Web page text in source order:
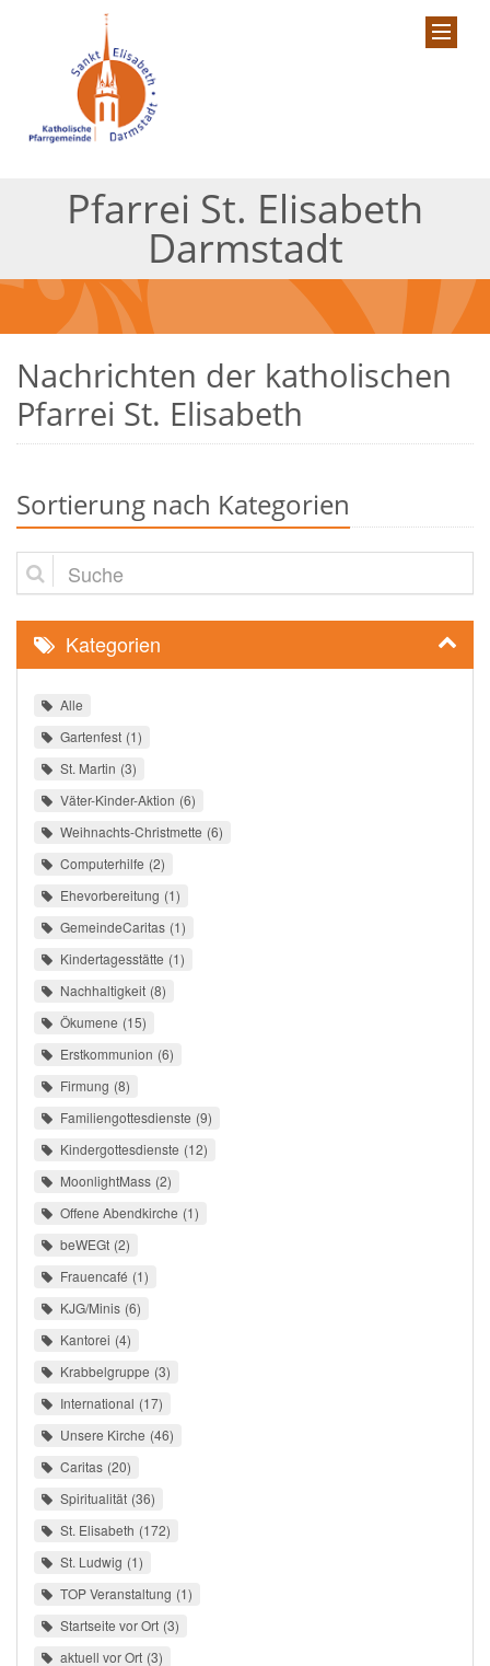
Pfarrei St. Elisabeth
Darmstadt
Nachrichten der katholischen
Pfarrei St. Elisabeth
Sortierung nach Kategorien
Suche
Kategorien
Alle
Gartenfest 1
St. Martin 3
Väter-Kinder-Aktion 6
Weihnachts-Christmette 6
Computerhilfe 2
Ehevorbereitung 1
GemeindeCaritas 1
Kindertagesstätte 1
Nachhaltigkeit 8
Ökumene 15
Erstkommunion 6
Firmung 8
Familiengottesdienste 9
Kindergottesdienste 12
MoonlightMass 2
Offene Abendkirche 1
beWEGt 2
Frauencafé 1
KJG/Minis 6
Kantorei 4
Krabbelgruppe 3
International 17
Unsere Kirche 46
Caritas 20
Spiritualität 36
St. Elisabeth 172
St. Ludwig 1
TOP Veranstaltung 1
Startseite vor Ort 3
aktuell vor Ort 3